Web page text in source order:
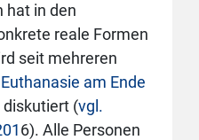
hat in den
reale Formen
seit mehreren
am Ende
diskutiert (vgl.
6). Alle Personen